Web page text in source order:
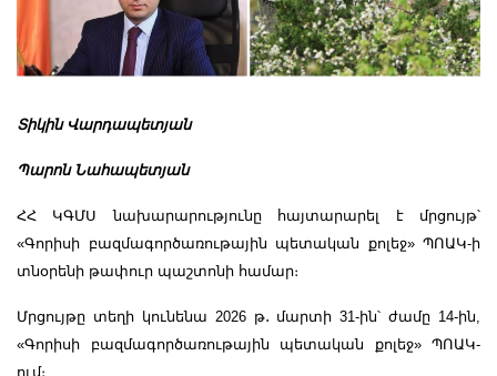
Տիկին Վարդապետյան
Պարոն Նահապետյան
ՀՀ ԿԳՄՍ նախարարությունը հայտարարել է մրցույթ՝
«Գորիսի բազմագործառութային պետական քոլեջ» ՊՈԱԿ-ի
տնօրենի թափուր պաշտոնի համար։
Մրցույթը տեղի կունենա 2026 թ․ մարտի 31-ին՝ ժամը 14-ին,
«Գորիսի բազմագործառութային պետական քոլեջ» ՊՈԱԿ-
ում։